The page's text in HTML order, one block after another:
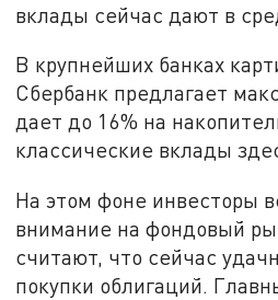
вклады сейчас дают в
В крупнейших банках
Сбербанк предлагает
дает до 16% на
классические вклады
На этом фоне инвесторы
внимание на фондовый
считают, что сейчас
покупки облигаций.